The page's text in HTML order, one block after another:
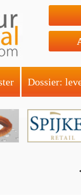
Dossier: